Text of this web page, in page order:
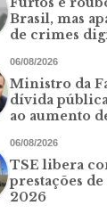
Brasil, mas
de crimes
06/08/2026
Ministro da
dívida
ao aumento
06/08/2026
TSE libera
prestações
2026